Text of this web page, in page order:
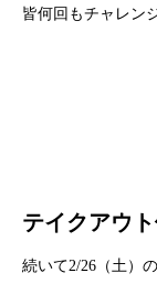
皆何回もチャレン
テイクアウ
続いて2/26（土）